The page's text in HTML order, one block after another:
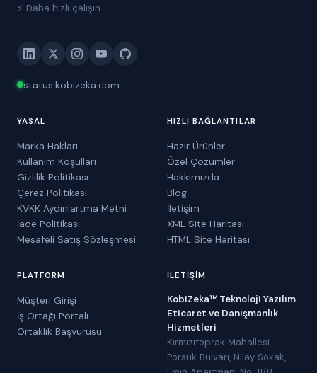
⚡ Daha hızlı çalışın.
status.kobizeka.com
YASAL
Marka Hakları
Kullanım Koşulları
Gizlilik Politikası
Çerez Politikası
KVKK Aydınlartma Metni
İade Politikası
Mesafeli Satış Sözleşmesi
HIZLI BAĞLANTILAR
Hazır Ürünler
Özel Çözümler
Hakkımızda
Blog
İletişim
XML Site Haritası
HTML Site Haritası
PLATFORM
Müşteri Girişi
İş Ortağı Portalı
Ortaklık Başvurusu
İLETIŞIM
KobiZeka™ Teknoloji Yazılım
Eticaret ve Danışmanlık
Hizmetleri
Kırmızıtoprak Mahallesi,
Porsuk Bulvarı, Nilay Sokak,